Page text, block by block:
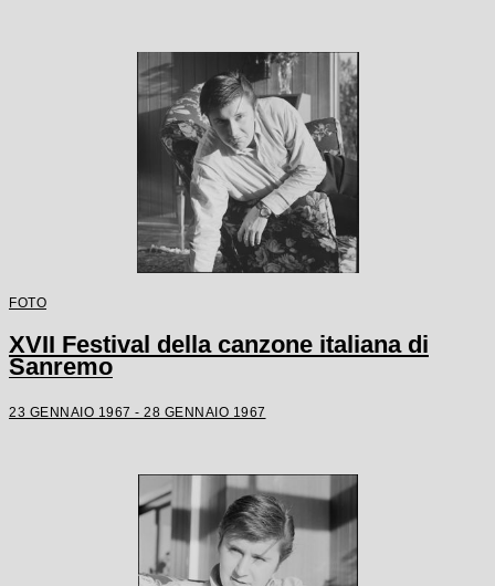
FOTO
XVII Festival della canzone italiana di
Sanremo
23 GENNAIO 1967 - 28 GENNAIO 1967